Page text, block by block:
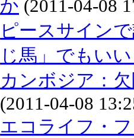
か (2011-04-08
ピースサイン
じ馬」でもい
カンボジア：
(2011-04-08
エコライフ・